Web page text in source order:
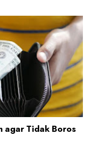
agar Tidak Boros